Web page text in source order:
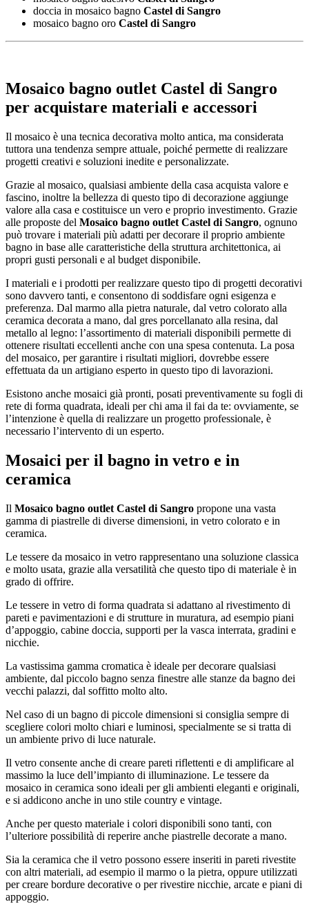
doccia in mosaico bagno Castel di Sangro
mosaico bagno oro Castel di Sangro
Mosaico bagno outlet Castel di Sangro
per acquistare materiali e accessori
Il mosaico è una tecnica decorativa molto antica, ma considerata
tuttora una tendenza sempre attuale, poiché permette di realizzare
progetti creativi e soluzioni inedite e personalizzate.
Grazie al mosaico, qualsiasi ambiente della casa acquista valore e
fascino, inoltre la bellezza di questo tipo di decorazione aggiunge
valore alla casa e costituisce un vero e proprio investimento. Grazie
alle proposte del Mosaico bagno outlet Castel di Sangro, ognuno
può trovare i materiali più adatti per decorare il proprio ambiente
bagno in base alle caratteristiche della struttura architettonica, ai
propri gusti personali e al budget disponibile.
I materiali e i prodotti per realizzare questo tipo di progetti decorativi
sono davvero tanti, e consentono di soddisfare ogni esigenza e
preferenza. Dal marmo alla pietra naturale, dal vetro colorato alla
ceramica decorata a mano, dal gres porcellanato alla resina, dal
metallo al legno: l’assortimento di materiali disponibili permette di
ottenere risultati eccellenti anche con una spesa contenuta. La posa
del mosaico, per garantire i risultati migliori, dovrebbe essere
effettuata da un artigiano esperto in questo tipo di lavorazioni.
Esistono anche mosaici già pronti, posati preventivamente su fogli di
rete di forma quadrata, ideali per chi ama il fai da te: ovviamente, se
l’intenzione è quella di realizzare un progetto professionale, è
necessario l’intervento di un esperto.
Mosaici per il bagno in vetro e in
ceramica
Il Mosaico bagno outlet Castel di Sangro propone una vasta
gamma di piastrelle di diverse dimensioni, in vetro colorato e in
ceramica.
Le tessere da mosaico in vetro rappresentano una soluzione classica
e molto usata, grazie alla versatilità che questo tipo di materiale è in
grado di offrire.
Le tessere in vetro di forma quadrata si adattano al rivestimento di
pareti e pavimentazioni e di strutture in muratura, ad esempio piani
d’appoggio, cabine doccia, supporti per la vasca interrata, gradini e
nicchie.
La vastissima gamma cromatica è ideale per decorare qualsiasi
ambiente, dal piccolo bagno senza finestre alle stanze da bagno dei
vecchi palazzi, dal soffitto molto alto.
Nel caso di un bagno di piccole dimensioni si consiglia sempre di
scegliere colori molto chiari e luminosi, specialmente se si tratta di
un ambiente privo di luce naturale.
Il vetro consente anche di creare pareti riflettenti e di amplificare al
massimo la luce dell’impianto di illuminazione. Le tessere da
mosaico in ceramica sono ideali per gli ambienti eleganti e originali,
e si addicono anche in uno stile country e vintage.
Anche per questo materiale i colori disponibili sono tanti, con
l’ulteriore possibilità di reperire anche piastrelle decorate a mano.
Sia la ceramica che il vetro possono essere inseriti in pareti rivestite
con altri materiali, ad esempio il marmo o la pietra, oppure utilizzati
per creare bordure decorative o per rivestire nicchie, arcate e piani di
appoggio.